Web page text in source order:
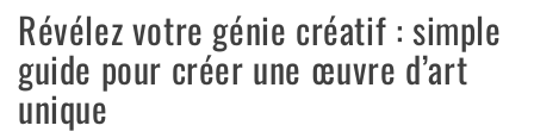
Révélez votre génie créatif : simple
guide pour créer une œuvre d’art
unique